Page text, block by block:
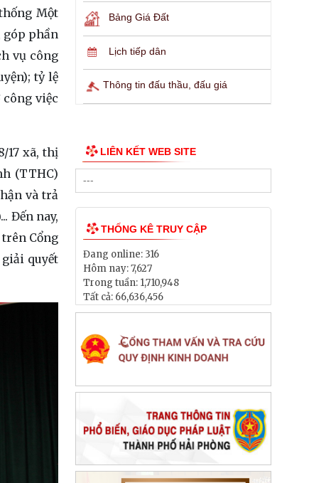
Một
góp phần
vụ công
tỷ lệ
việc
17 xã, thị
(TTHC)
và trả
Đến nay,
trên Cổng
quyết
Bảng Giá Đất
Lịch tiếp dân
Thông tin đấu thầu, đấu giá
LIÊN KẾT WEB SITE
THỐNG KÊ TRUY CẬP
Đang online: 316
Hôm nay:7,627
Trong tuần: 1,710,948
Tất cả: 66,636,456